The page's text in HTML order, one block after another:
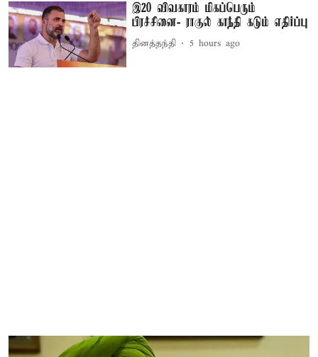
இ20 விவகாரம் மிகப்பெரும்
பிரச்சினை- ராகுல் காந்தி கடும் எதிர்ப்பு
தினத்தந்தி 5 hours ago